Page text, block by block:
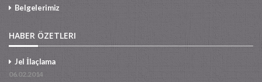
Belgelerimiz
HABER ÖZETLERI
Jel İlaçlama
06.02.2014